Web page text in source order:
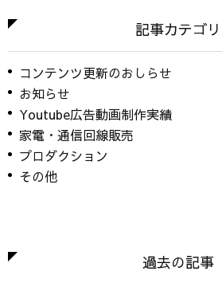
記事カテゴリ
コンテンツ更新のおしらせ
お知らせ
Youtube広告動画制作実績
家電・通信回線販売
プロダクション
その他
過去の記事